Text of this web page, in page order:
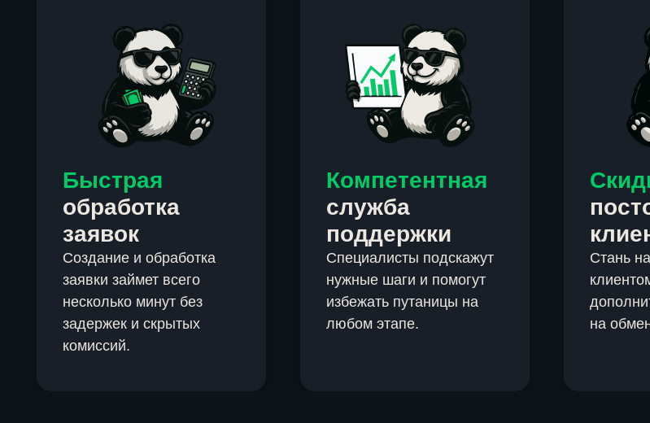
Быстрая
обработка
заявок
Создание и обработка
заявки займет всего
несколько минут без
задержек и скрытых
комиссий.
Компетентная
служба
поддержки
Специалисты подскажут
нужные шаги и помогут
избежать путаницы на
любом этапе.
Стань
на